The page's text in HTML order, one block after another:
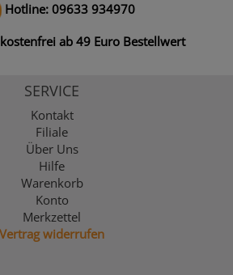
Hotline: 09633 934970
ab 49 Euro Bestellwert
SERVICE
Kontakt
Filiale
Über Uns
Hilfe
Warenkorb
Konto
Merkzettel
Vertrag widerrufen